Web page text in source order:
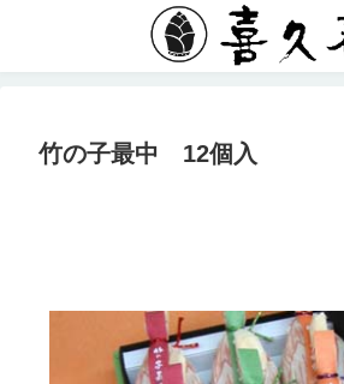
竹の子最中 12個入